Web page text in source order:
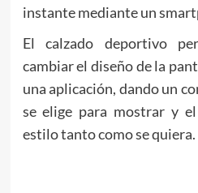
instante mediante un
El calzado deportivo
cambiar el diseño de la
una aplicación, dando un
se elige para mostrar y
estilo tanto como se quiera.